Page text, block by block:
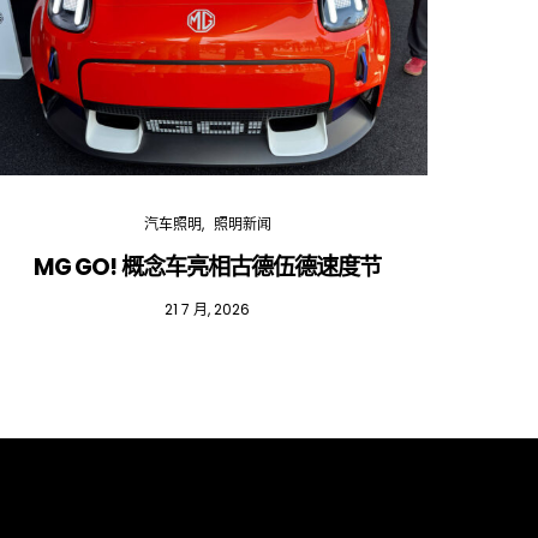
汽车照明 照明新闻
MG GO! 概念车亮相古德伍德速度节
21 7 月, 2026